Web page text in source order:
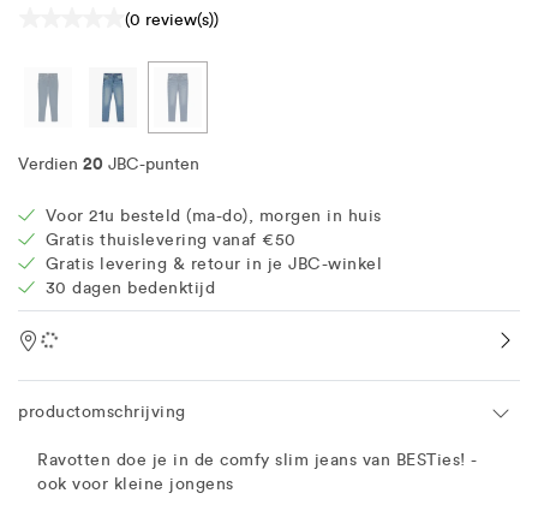
(0 review(s))
Verdien 20 JBC-punten
Voor 21u besteld (ma-do), morgen in huis
Gratis thuislevering vanaf €50
Gratis levering & retour in je JBC-winkel
30 dagen bedenktijd
Location
productomschrijving
Ravotten doe je in de comfy slim jeans van BESTies! -
ook voor kleine jongens